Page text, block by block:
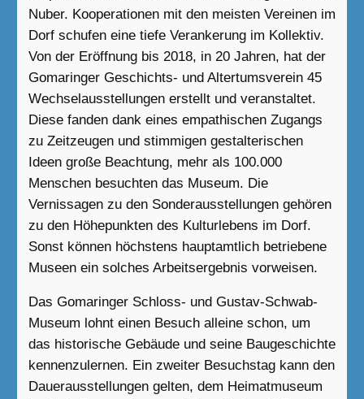
Nuber. Kooperationen mit den meisten Vereinen im
Dorf schufen eine tiefe Verankerung im Kollektiv.
Von der Eröffnung bis 2018, in 20 Jahren, hat der
Gomaringer Geschichts- und Altertumsverein 45
Wechselausstellungen erstellt und veranstaltet.
Diese fanden dank eines empathischen Zugangs
zu Zeitzeugen und stimmigen gestalterischen
Ideen große Beachtung, mehr als 100.000
Menschen besuchten das Museum. Die
Vernissagen zu den Sonderausstellungen gehören
zu den Höhepunkten des Kulturlebens im Dorf.
Sonst können höchstens hauptamtlich betriebene
Museen ein solches Arbeitsergebnis vorweisen.
Das Gomaringer Schloss- und Gustav-Schwab-
Museum lohnt einen Besuch alleine schon, um
das historische Gebäude und seine Baugeschichte
kennenzulernen. Ein zweiter Besuchstag kann den
Dauerausstellungen gelten, dem Heimatmuseum